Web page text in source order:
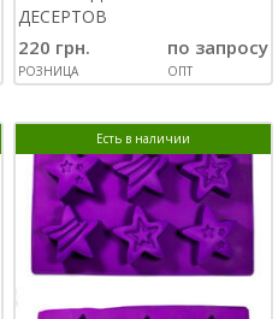
ДЕСЕРТОВ
220 грн.
РОЗНИЦА
по запросу
ОПТ
Есть в наличии